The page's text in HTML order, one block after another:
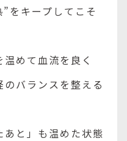
をキープしてこそ
めて血流を良く
バランスを整える
と」も温めた状態